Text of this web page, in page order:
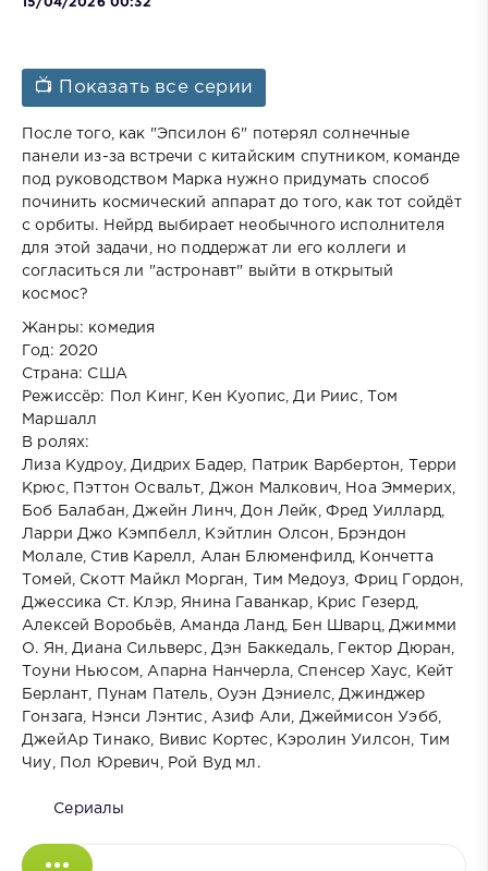
15/04/2026 00:32
📺 Показать все серии
После того, как "Эпсилон 6" потерял солнечные
панели из-за встречи с китайским спутником, команде
под руководством Марка нужно придумать способ
починить космический аппарат до того, как тот сойдёт
с орбиты. Нейрд выбирает необычного исполнителя
для этой задачи, но поддержат ли его коллеги и
согласиться ли "астронавт" выйти в открытый
космос?
Жанры: комедия
Год: 2020
Страна: США
Режиссёр: Пол Кинг, Кен Куопис, Ди Риис, Том
Маршалл
В ролях:
Лиза Кудроу, Дидрих Бадер, Патрик Варбертон, Терри
Крюс, Пэттон Освальт, Джон Малкович, Ноа Эммерих,
Боб Балабан, Джейн Линч, Дон Лейк, Фред Уиллард,
Ларри Джо Кэмпбелл, Кэйтлин Олсон, Брэндон
Молале, Стив Карелл, Алан Блюменфилд, Кончетта
Томей, Скотт Майкл Морган, Тим Медоуз, Фриц Гордон,
Джессика Ст. Клэр, Янина Гаванкар, Крис Гезерд,
Алексей Воробьёв, Аманда Ланд, Бен Шварц, Джимми
О. Ян, Диана Сильверс, Дэн Баккедаль, Гектор Дюран,
Тоуни Ньюсом, Апарна Нанчерла, Спенсер Хаус, Кейт
Берлант, Пунам Патель, Оуэн Дэниелс, Джинджер
Гонзага, Нэнси Лэнтис, Азиф Али, Джеймисон Уэбб,
ДжейАр Тинако, Вивис Кортес, Кэролин Уилсон, Тим
Чиу, Пол Юревич, Рой Вуд мл.
Сериалы